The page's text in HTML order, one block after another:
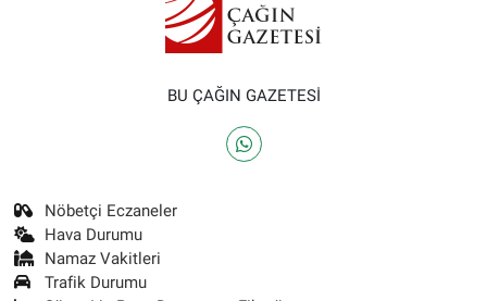
BU ÇAĞIN GAZETESİ
Nöbetçi Eczaneler
Hava Durumu
Namaz Vakitleri
Trafik Durumu